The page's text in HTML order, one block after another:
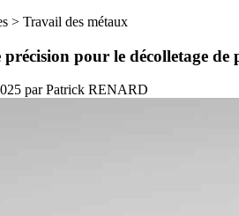
> Travail des métaux
pour le décolletage de
parPatrick RENARD